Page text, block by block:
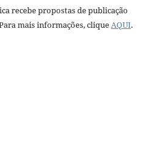
recebe propostas de publicação
mais informações, cliqueAQUI.